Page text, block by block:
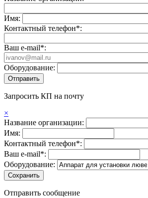
Имя:
Контактный телефон*:
Ваш e-mail*:
Оборудование:
Запросить КП на почту
×
Название организации:
Имя:
Контактный телефон*:
Ваш e-mail*:
Оборудование:
Отправить сообщение